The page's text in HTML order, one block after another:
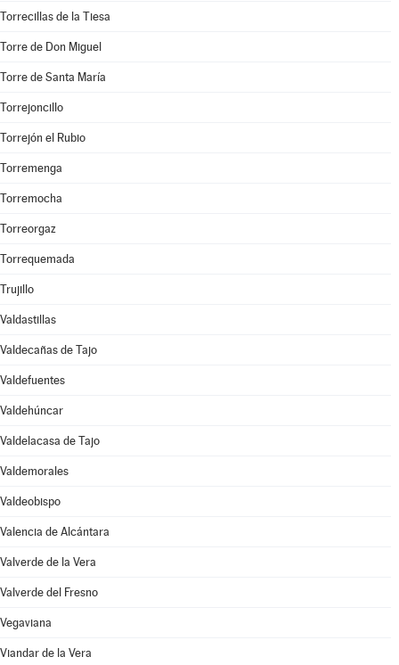
Torrecillas de la Tiesa
Torre de Don Miguel
Torre de Santa María
Torrejoncillo
Torrejón el Rubio
Torremenga
Torremocha
Torreorgaz
Torrequemada
Trujillo
Valdastillas
Valdecañas de Tajo
Valdefuentes
Valdehúncar
Valdelacasa de Tajo
Valdemorales
Valdeobispo
Valencia de Alcántara
Valverde de la Vera
Valverde del Fresno
Vegaviana
Viandar de la Vera